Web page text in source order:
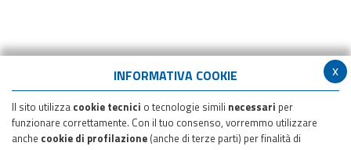
x
INFORMATIVA COOKIE
Il sito utilizza cookie tecnici o tecnologie simili necessari per
funzionare correttamente. Con il tuo consenso, vorremmo utilizzare
anche cookie di profilazione (anche di terze parti) per finalità di